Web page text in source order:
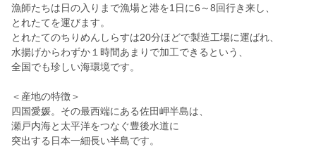
漁師たちは日の入りまで漁場と港を1日に6～8回行き来し、
とれたてを運びます。
とれたてのちりめんしらすは20分ほどで製造工場に運ばれ、
水揚げからわずか１時間あまりで加工できるという、
全国でも珍しい海環境です。
＜産地の特徴＞
四国愛媛。その最西端にある佐田岬半島は、
瀬戸内海と太平洋をつなぐ豊後水道に
突出する日本一細長い半島です。